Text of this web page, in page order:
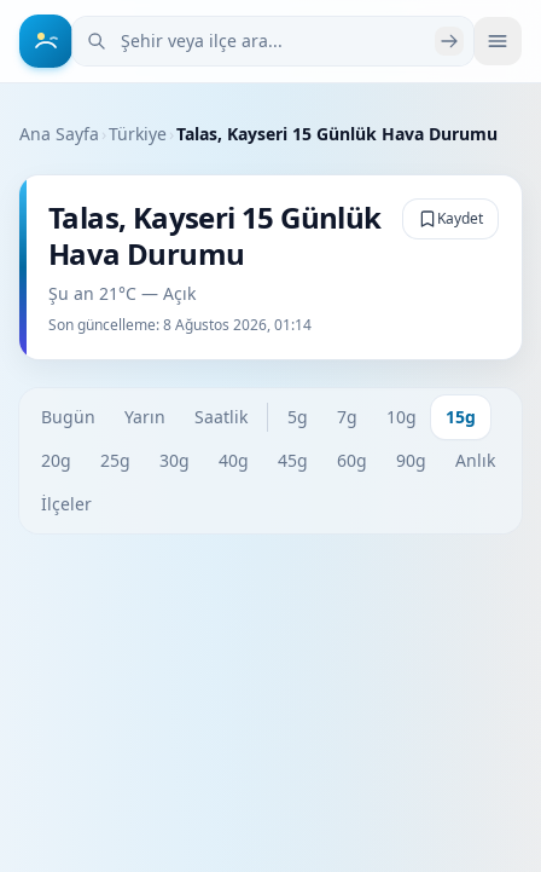
Şehir veya ilçe ara
Ana Sayfa ›Türkiye›Talas, Kayseri 15 Günlük Hava Durumu
Talas, Kayseri 15 Günlük
Hava Durumu
Şu an 21°C — Açık
Son güncelleme:8 Ağustos 2026, 01:14
Kaydet
Bugün Yarın Saatlik 5g 7g 10g
15g
20g
25g 30g 40g 45g 60g 90g
Anlık
İlçeler